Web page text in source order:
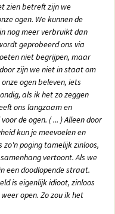
zien betreft zijn we
ogen. We kunnen de
nog meer verbruikt dan
geprobeerd ons via
niet begrijpen, maar
zijn we niet in staat om
ogen beleven, iets
als ik het zo zeggen
ons langzaam en
de ogen. ( ... ) Alleen door
kun je meevoelen en
poging tamelijk zinloos,
vertoont. Als we
een doodlopende straat.
is eigenlijk idioot, zinloos
open. Zo zou ik het